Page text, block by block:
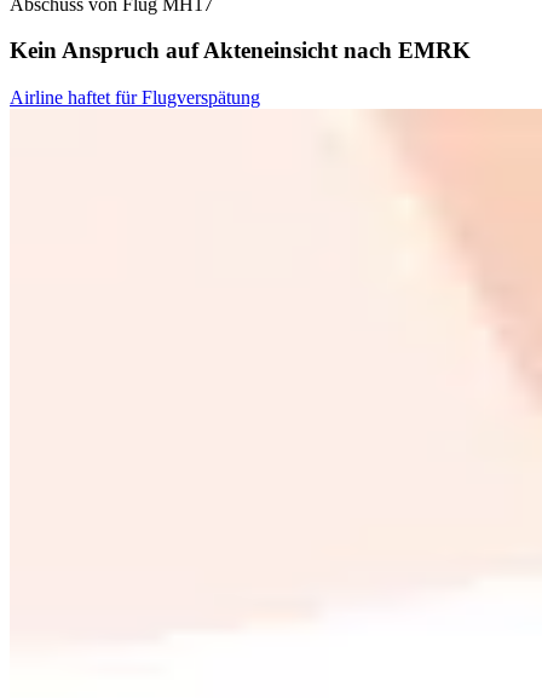
Kein Anspruch auf Akteneinsicht nach EMRK
Airline haftet für Flugverspätung